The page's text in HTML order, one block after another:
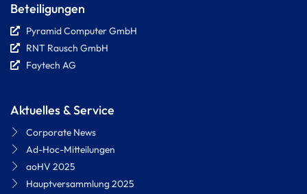
Beteiligungen
Pyramid Computer GmbH
RNT Rausch GmbH
Faytech AG
Aktuelles & Service
Corporate News
Ad-Hoc-Mitteilungen
aoHV 2025
Hauptversammlung 2025